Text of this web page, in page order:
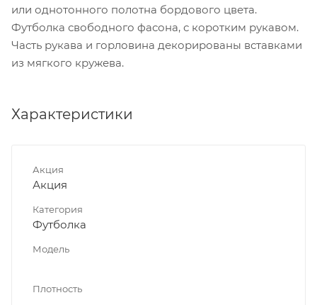
или однотонного полотна бордового цвета.
Футболка свободного фасона, с коротким рукавом.
Часть рукава и горловина декорированы вставками
из мягкого кружева.
Характеристики
Акция
Акция
Категория
Футболка
Модель
Плотность